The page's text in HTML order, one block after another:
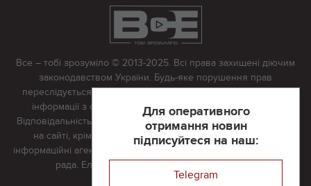
Для оперативного
отримання новин
підписуйтеся на наш:
Telegram
Все – тобі зрозуміло © 2013-2025. Всі права захищені діючим
законодавством України. Будь-яке порушення прав
переслідується в судовому порядку. Будь-яке відтворення
інформації з сайту тільки з письмово дозволу редакції.
Відповідальність за достовірність усіх матеріалів, розміщених
на сайті, крім матеріалів, які містять посилання на інші
інформаційні агентства або інтернет-видання, несе редакційна
рада. Електронна пошта: